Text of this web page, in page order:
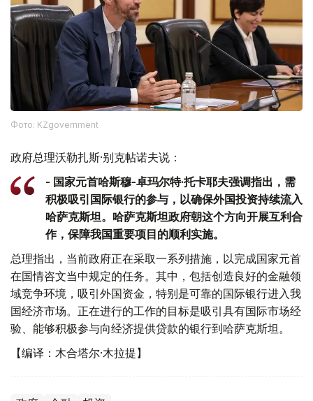
Фото: KZgovernment
政府总理沃勒扎斯·别克帖诺夫说：
- 国家元首哈斯穆-卓玛尔特·托卡耶夫强调指出，需
积极吸引国际银行的参与，以确保外国投资持续流入
哈萨克斯坦。哈萨克斯坦政府朝这个方向开展互利合
作，保障我国重要项目的顺利实施。
总理指出，当前政府正在采取一系列措施，以完成国家元首
在国情咨文当中规定的任务。其中，包括创造良好的金融领
域竞争环境，吸引外国资金，特别是可靠的国际银行进入我
国经济市场。正在进行的工作的目标是吸引具有国际市场经
验、能够积极参与向经济提供贷款的银行到哈萨克斯坦。
【编译：木合塔尔·木拉提】